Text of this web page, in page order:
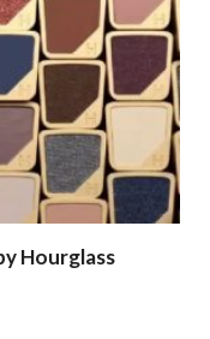
Hourglass